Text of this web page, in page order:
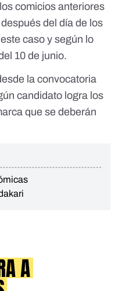
comicios anteriores
del día de los
caso y según lo
10 de junio.
la convocatoria
candidato logra los
que se deberán